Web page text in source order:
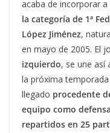
acaba de incorporar a
la categoría de 1ª
López Jiménez,
en mayo de 2005. El
izquierdo, se une así
la próxima
llegado procedente
equipo como
repartidos en 25